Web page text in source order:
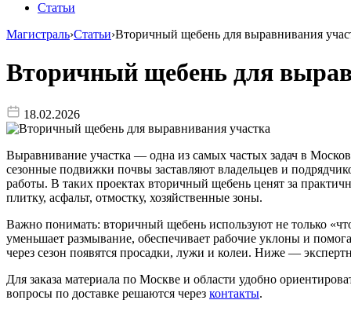
Статьи
Магистраль›Статьи›Вторичный щебень для выравнивания
Вторичный щебень для
18.02.2026
Выравнивание участка — одна из самых частых задач в
сезонные подвижки почвы заставляют владельцев и
работы. В таких проектах вторичный щебень ценят за
плитку, асфальт, отмостку, хозяйственные зоны.
Важно понимать: вторичный щебень используют не только
уменьшает размывание, обеспечивает рабочие уклоны и
через сезон появятся просадки, лужи и колеи. Ниже —
Для заказа материала по Москве и области удобно
вопросы по доставке решаются через контакты.